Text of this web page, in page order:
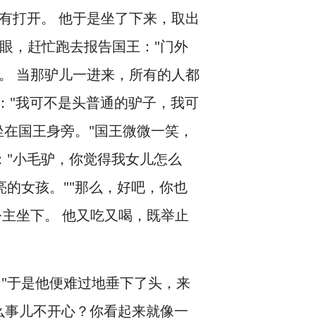
打开。 他于是坐了下来， 取出
， 赶忙跑去报告国王："门外
当那驴儿一进来， 所有的人都
"我可不是头普通的驴子， 我可
国王身旁。 "国王微微一笑，
小毛驴， 你觉得我女儿怎么
女孩。 ""那么， 好吧， 你也
坐下。 他又吃又喝， 既举止
"于是他便难过地垂下了头， 来
儿不开心？你看起来就像一